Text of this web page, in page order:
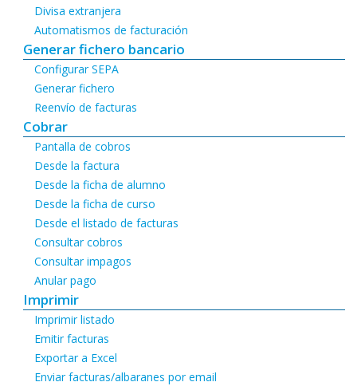
Divisa extranjera
Automatismos de facturación
Generar fichero bancario
Configurar SEPA
Generar fichero
Reenvío de facturas
Cobrar
Pantalla de cobros
Desde la factura
Desde la ficha de alumno
Desde la ficha de curso
Desde el listado de facturas
Consultar cobros
Consultar impagos
Anular pago
Imprimir
Imprimir listado
Emitir facturas
Exportar a Excel
Enviar facturas/albaranes por email